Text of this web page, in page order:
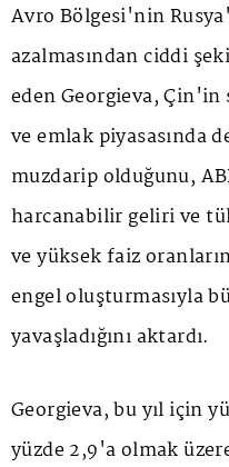
Avro Bölgesi'nin
azalmasından ciddi
eden Georgieva,
ve emlak piyasasında
muzdarip olduğunu,
harcanabilir geliri ve
ve yüksek faiz
engel oluşturmasıyla
yavaşladığını aktardı.
Georgieva, bu yıl için
yüzde 2,9'a olmak